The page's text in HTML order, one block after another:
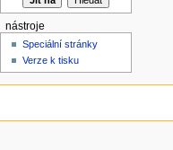
nástroje
Speciální stránky
Verze k tisku